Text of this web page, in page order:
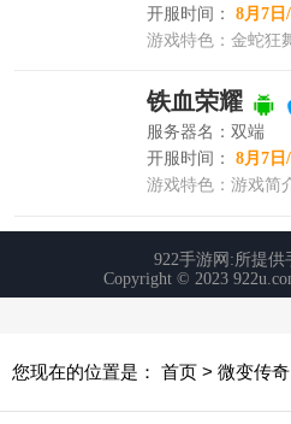
您现在的位置是： 首页 > 微变传奇